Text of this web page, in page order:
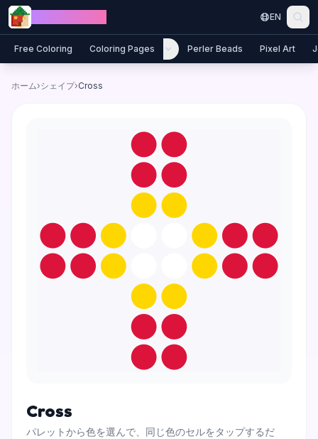
Skip to content
EN
Free Coloring Coloring Pages Perler Beads Pixel Art
ホーム›シェイプ›Cross
Cross
パレットから色を選んで、同じ色のセルをタップするだ